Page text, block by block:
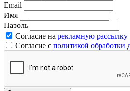
Email
Имя
Пароль
Согласие на рекламную рассылку
Согласие с политикой обработки